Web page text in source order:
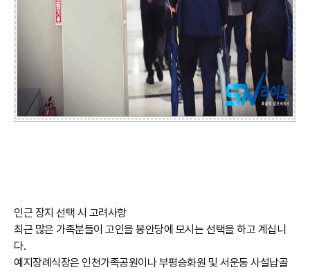
인근 장지 선택 시 고려사항
최근 많은 가족분들이 고인을 봉안당에 모시는 선택을 하고 계십니
다.
예지장례식장은 인천가족공원이나 부평승화원 및 서운동 사설납골